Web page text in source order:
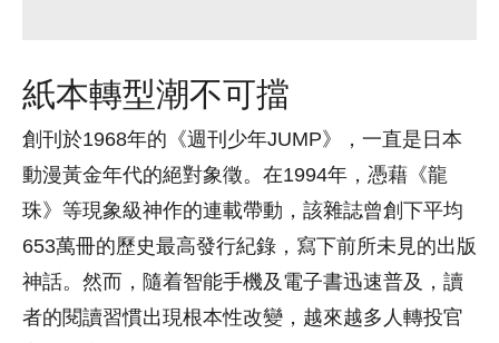
紙本轉型潮不可擋
創刊於1968年的《週刊少年JUMP》，一直是日本
動漫黃金年代的絕對象徵。在1994年，憑藉《龍
珠》等現象級神作的連載帶動，該雜誌曾創下平均
653萬冊的歷史最高發行紀錄，寫下前所未見的出版
神話。然而，隨着智能手機及電子書迅速普及，讀
者的閱讀習慣出現根本性改變，越來越多人轉投官